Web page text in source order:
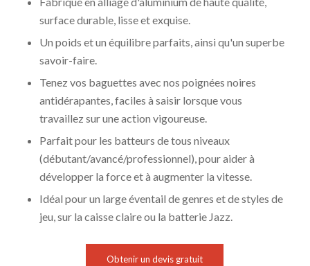
surface durable, lisse et exquise.
Un poids et un équilibre parfaits, ainsi qu'un superbe
savoir-faire.
Tenez vos baguettes avec nos poignées noires
antidérapantes, faciles à saisir lorsque vous
travaillez sur une action vigoureuse.
Parfait pour les batteurs de tous niveaux
(débutant/avancé/professionnel), pour aider à
développer la force et à augmenter la vitesse.
Idéal pour un large éventail de genres et de styles de
jeu, sur la caisse claire ou la batterie Jazz.
Obtenir un devis gratuit